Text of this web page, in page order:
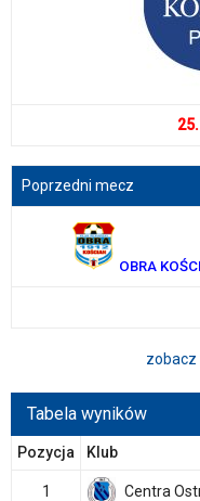
Poprzedni mecz
OBRA
zobacz
Tabela wyników
Pozycja Klub
1 Centra